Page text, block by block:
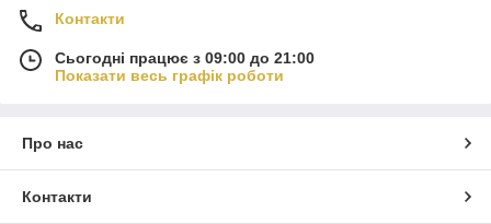
Контакти
Сьогодні працює з 09:00 до 21:00
Показати весь графік роботи
Про нас
Контакти